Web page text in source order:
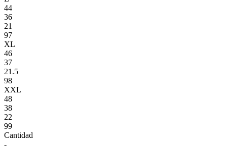
44
36
21
97
XL
46
37
21.5
98
XXL
48
38
22
99
Cantidad
-